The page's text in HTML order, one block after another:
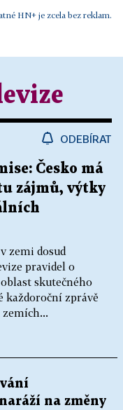
HN+ je zcela bez reklam.
ODEBÍRAT
Česko má
zájmů, výtky
zemi dosud
pravidel o
skutečného
každoroční zprávě
na změny